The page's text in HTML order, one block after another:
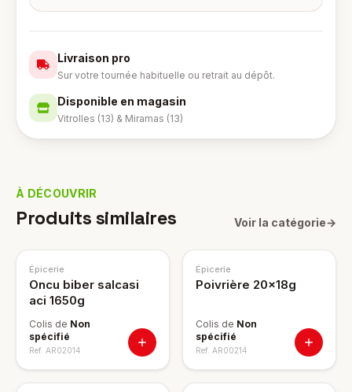
Livraison pro
Sur votre tournée habituelle ou retrait au dépôt.
Disponible en magasin
Vitrolles (13) & Miramas (13)
À DÉCOUVRIR
Produits similaires Voir la catégorie→
Épicerie
Oncu biber salcasi
aci 1650g
Colis de Non
spécifié
Ref. AR02014
Épicerie
Poivrière 20x18g
Colis de Non
spécifié
Ref. AR00214